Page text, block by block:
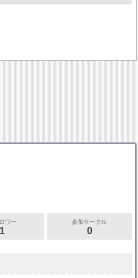
ワー
1
参加サークル
0